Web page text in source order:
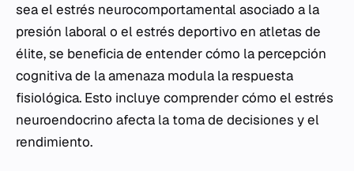
sea el estrés neurocomportamental asociado a la
presión laboral o el estrés deportivo en atletas de
élite, se beneficia de entender cómo la percepción
cognitiva de la amenaza modula la respuesta
fisiológica. Esto incluye comprender cómo el estrés
neuroendocrino afecta la toma de decisiones y el
rendimiento.